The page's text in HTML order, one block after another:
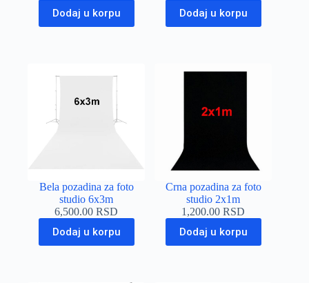
Dodaj u korpu Dodaj u korpu
Bela pozadina za foto
studio 6x3m
6,500.00RSD
Dodaj u korpu
Crna pozadina za foto
studio 2x1m
1,200.00RSD
Dodaj u korpu